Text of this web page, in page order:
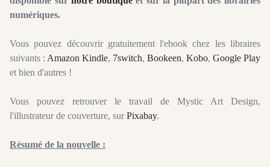
numériques.
Vous pouvez découvrir gratuitement l'ebook chez les libraires
suivants : Amazon Kindle, 7switch, Bookeen, Kobo, Google Play
et bien d'autres !
Vous pouvez retrouver le travail de Mystic Art Design,
l'illustrateur de couverture, surPixabay.
Résumé de la nouvelle :